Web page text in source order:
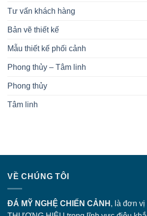
Tư vấn khách hàng
Bản vẽ thiết kế
Mẫu thiết kế phối cảnh
Phong thủy – Tâm linh
Phong thủy
Tâm linh
VỀ CHÚNG TÔI
ĐÁ MỸ NGHỆ CHIẾN CẢNH , là đơn vị